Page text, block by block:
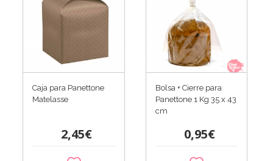
Caja para Panettone
Matelasse
2,45€
Bolsa + Cierre para
Panettone 1 Kg 35 x 43
cm
0,95€